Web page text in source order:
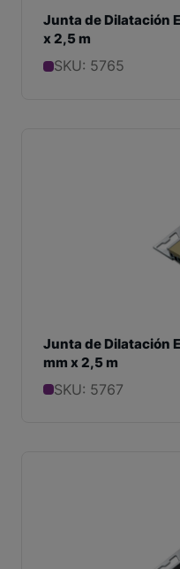
Junta de Dilatación
x 2,5 m
SKU: 5765
Junta de Dilatación
mm x 2,5 m
SKU: 5767